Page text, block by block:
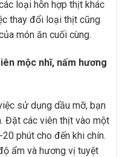
loại hỗn hợp thịt khác
thay đổi loại thịt cũng
món ăn cuối cùng.
mộc nhĩ, nấm hương
sử dụng dầu mỡ, bạn
Đặt các viên thịt vào một
phút cho đến khi chín.
ẩm và hương vị tuyệt